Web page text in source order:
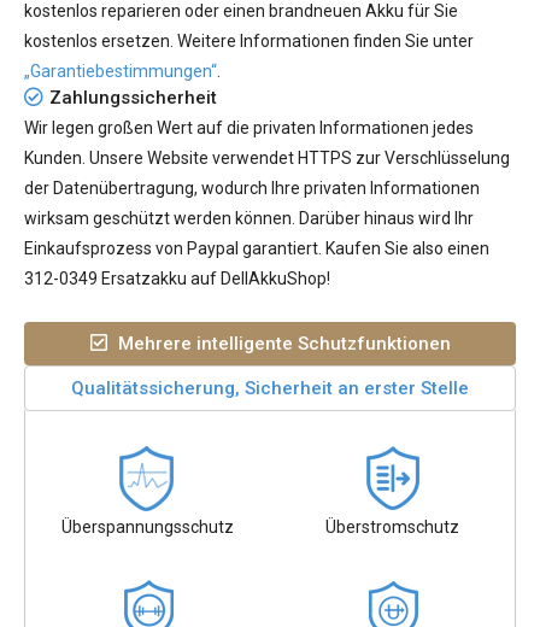
kostenlos reparieren oder einen brandneuen Akku für Sie
kostenlos ersetzen. Weitere Informationen finden Sie unter
„Garantiebestimmungen“
Zahlungssicherheit
Wir legen großen Wert auf die privaten Informationen jedes
Kunden. Unsere Website verwendet HTTPS zur Verschlüsselung
der Datenübertragung, wodurch Ihre privaten Informationen
wirksam geschützt werden können. Darüber hinaus wird Ihr
Einkaufsprozess von Paypal garantiert. Kaufen Sie also einen
312-0349 Ersatzakku auf DellAkkuShop!
Mehrere intelligente Schutzfunktionen
Qualitätssicherung, Sicherheit an erster Stelle
Überspannungsschutz Überstromschutz